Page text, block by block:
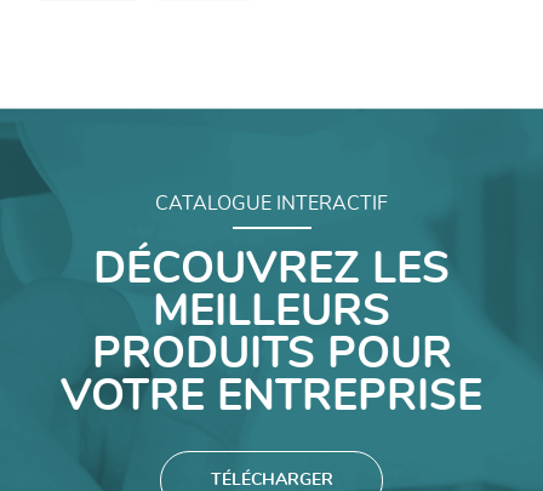
CATALOGUE INTERACTIF
DÉCOUVREZ LES
MEILLEURS
PRODUITS POUR
VOTRE ENTREPRISE
TÉLÉCHARGER